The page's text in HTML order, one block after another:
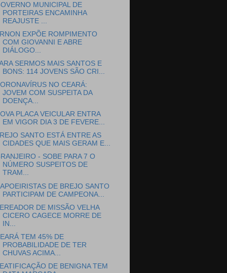
MUNICIPAL DE
PORTEIRAS ENCAMINHA
REAJUSTE ...
EXPÕE ROMPIMENTO
COM GIOVANNI E ABRE
DIÁLOGO...
SERMOS MAIS SANTOS E
BONS: 114 JOVENS SÃO CRI...
NO CEARÁ:
JOVEM COM SUSPEITA DA
DOENÇA...
PLACA VEICULAR ENTRA
EM VIGOR DIA 3 DE FEVERE...
SANTO ESTÁ ENTRE AS
CIDADES QUE MAIS GERAM E...
- SOBE PARA 7 O
NÚMERO SUSPEITOS DE
TRAM...
DE BREJO SANTO
PARTICIPAM DE CAMPEONA...
DE MISSÃO VELHA
CICERO CAGECE MORRE DE
IN...
TEM 45% DE
PROBABILIDADE DE TER
CHUVAS ACIMA...
DE BENIGNA TEM